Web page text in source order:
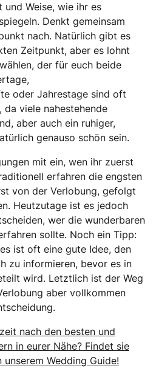
Weise, wie ihr es
Denkt gemeinsam
nach. Natürlich gibt es
Zeitpunkt, aber es lohnt
der für euch beide
oder Jahrestage sind oft
da viele nahestehende
aber auch ein ruhiger,
genauso schön sein.
mit ein, wen ihr zuerst
erfahren die engsten
von der Verlobung, gefolgt
Heutzutage ist es jedoch
wer die wunderbaren
sollte. Noch ein Tipp:
ist oft eine gute Idee, den
zu informieren, bevor es in
wird. Letztlich ist der Weg
aber vollkommen
nach den besten und
in eurer Nähe? Findet sie
Wedding Guide!